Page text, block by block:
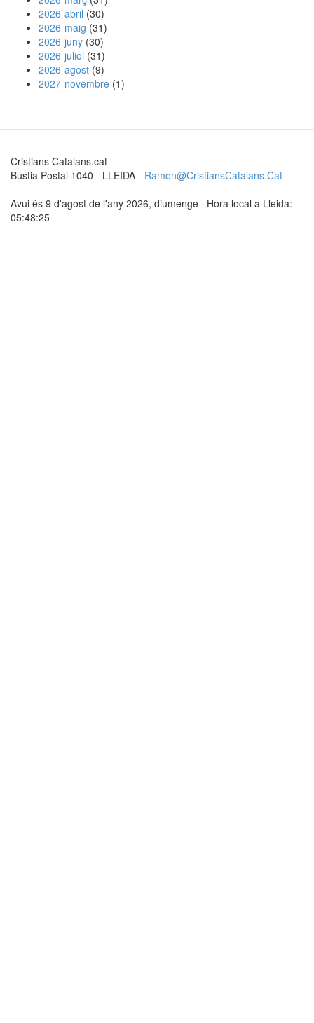
2026-abril (30)
2026-maig (31)
2026-juny (30)
2026-juliol (31)
2026-agost (9)
2027-novembre (1)
Cristians Catalans.cat
Bústia Postal 1040 - LLEIDA - Ramon@CristiansCatalans.Cat
Avui és 9 d'agost de l'any 2026, diumenge · Hora local a Lleida:
05:48:25